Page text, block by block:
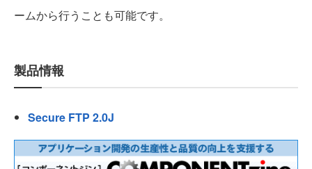
ームから行うことも可能です。
製品情報
Secure FTP 2.0J